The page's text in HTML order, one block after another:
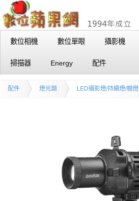
數位相機 數位單眼 攝影機
掃描器 Energy 配件
配件 燈光類 LED攝影燈/持續燈/棚燈